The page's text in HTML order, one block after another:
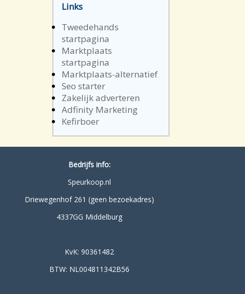
Links
Tweedehands
startpagina
Marktplaats
startpagina
Marktplaats-alternatief
Seo starter
Zakelijk adverteren
Adfinity Marketing
Kefirboer
Bedrijfs info:
Speurkoop.nl
Driewegenhof 261 (geen bezoekadres)
4337GG Middelburg
KvK: 90361482
BTW: NL004811342B56